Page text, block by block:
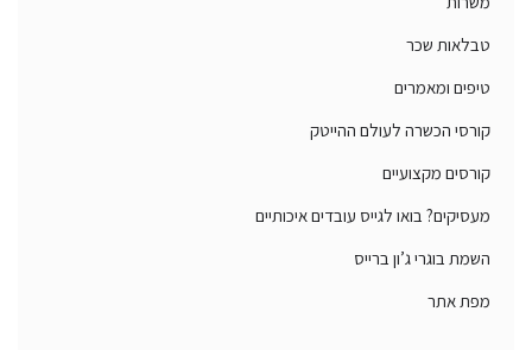
טבלאות שכר
טיפים ומאמרים
קורסי הכשרה לעולם ההייטק
קורסים מקצועיים
מעסיקים? בואו לגייס עובדים איכותיים
השמת בוגרי ג’ון ברייס
מפת אתר